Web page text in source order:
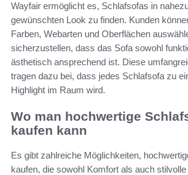
Wayfair ermöglicht es, Schlafsofas in
gewünschten Look zu finden. Kunden
Farben, Webarten und Oberflächen
sicherzustellen, dass das Sofa sowohl
ästhetisch ansprechend ist. Diese
tragen dazu bei, dass jedes Schlafsofa zu
Highlight im Raum wird.
Wo man hochwertige
kaufen kann
Es gibt zahlreiche Möglichkeiten,
kaufen, die sowohl Komfort als auch